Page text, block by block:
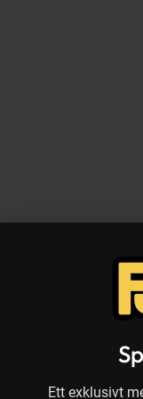
Ett exklusivt